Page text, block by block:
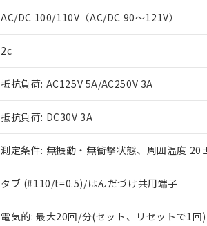
AC/DC 100/110V（AC/DC 90～121V）
2c
抵抗負荷: AC125V 5A/AC250V 3A
抵抗負荷: DC30V 3A
測定条件: 無振動・無衝撃状態、周囲温度
タブ (#110/t=0.5)/はんだづけ共用端子
電気的: 最大20回/分(セット、リセットで1回)
ご利用条件
以下の条件をお読みいただき、同意のう
※1 対応状況
対応予定：EU RoHS指令（10物質）の非
対応予定なし：EU RoHS指令（10物質）
調査・確認中：EU RoHS指令（10物質）
非該当品：ライセンス料など無形物で、
仕入先様の事情により、非含有部品とし
※1 中国RoHS○×表
「○」：最大均質材料含有率が中国RoHS
「×」：最大均質材料含有率が中国RoHS